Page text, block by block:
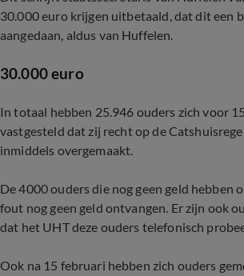
30.000 euro krijgen uitbetaald, dat dit een
aangedaan, aldus van Huffelen.
30.000 euro
In totaal hebben 25.946 ouders zich voor
vastgesteld dat zij recht op de
inmiddels overgemaakt.
De 4000 ouders die nog geen geld
fout nog geen geld ontvangen. Er zijn ook
dat het UHT deze ouders telefonisch
Ook na 15 februari hebben zich ouders